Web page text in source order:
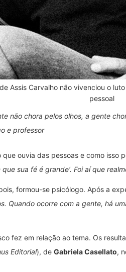
Assis Carvalho não vivenciou o
pessoal
não chora pelos olhos, a gente
e professor
ouvia das pessoas e como isso
sua fé é grande’. Foi aí que
formou-se psicólogo. Após a
Quando ocorre com a gente, há
fez em relação ao tema. Os
Editorial), de Gabriela Casellato,